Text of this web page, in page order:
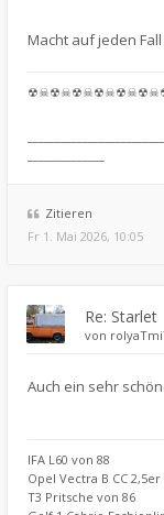
Macht auf jeden
Zitieren
Fr 1. Mai 2026, 10:05
Re: Starlet
von
Auch ein sehr
IFA L60 von 88
Opel Vectra B CC 2,5er
T3 Pritsche von 86